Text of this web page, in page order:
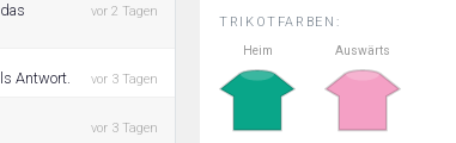
vor 2 Tagen
Antwort. vor 3 Tagen
vor 3 Tagen
TRIKOTFARBEN:
Heim
Auswärts